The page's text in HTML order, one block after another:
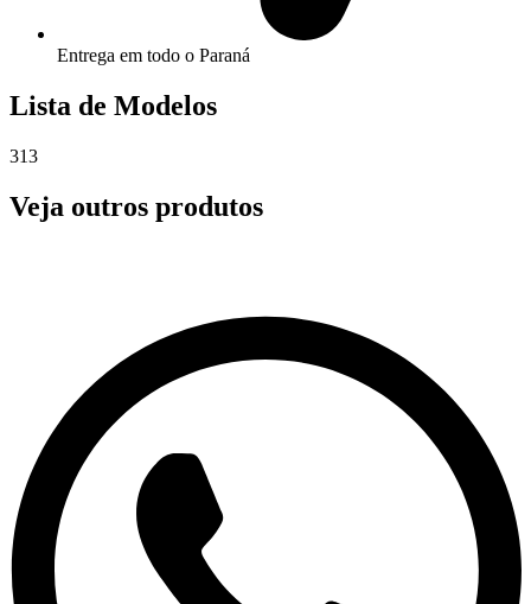
Entrega em todo o Paraná
Lista de Modelos
313
Veja outros produtos